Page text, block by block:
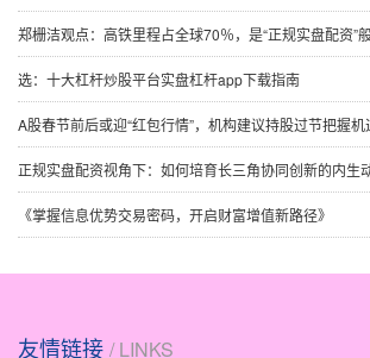
郑栅洁观点：高铁里程占全球70％，是“正规实盘配资”
选：十大杠杆炒股平台实盘杠杆app下载指南
A股春节前后或迎“红包行情”，机构建议持股过节把握机
正规实盘配资视角下：如何培育长三角协同创新的内生
《掌握信息优势交易密码，开启财富增值新路径》
友情链接 / LINKS